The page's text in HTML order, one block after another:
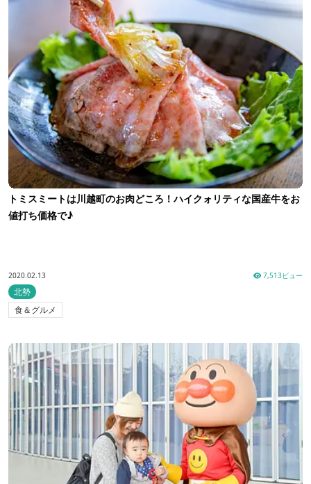
トミスミートは川越町のお肉どころ！ハイクォリティな国産牛をお
値打ち価格で♪
2020.02.13 7,513ビュー
北勢
食＆グルメ